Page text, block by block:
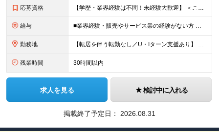
応募資格 【学歴・業界経験は不問！未経験大歓迎】 ＜こんな方、大歓迎！＞ ・新しいことにイチから挑戦し、ワクワクする熱量を味わいたい方 ・毎日同じことの繰り返しから抜け出したい方 ・新しいブランドづくりに興味
給与 ■業界経験・販売やサービス業の経験がない方 月給29.5万円～ ※固定残業手当（51,937円～/月30時間分）、固定深夜割増手当（3,463円～月10時間分） ■外食業界で店長・副店長等の経験をお
勤務地 【転居を伴う転勤なし／U・Iターン支援あり】 本社（恵比寿）または当社が運営する東京都内の直営店舗での勤務 ※配属先は経験・希望・プロジェクト内容を踏まえて決定します。 ★社宅・引越支援制度あり（
残業時間 30時間以内
求人を見る 検討中に入れる
掲載終了予定日： 2026.08.31